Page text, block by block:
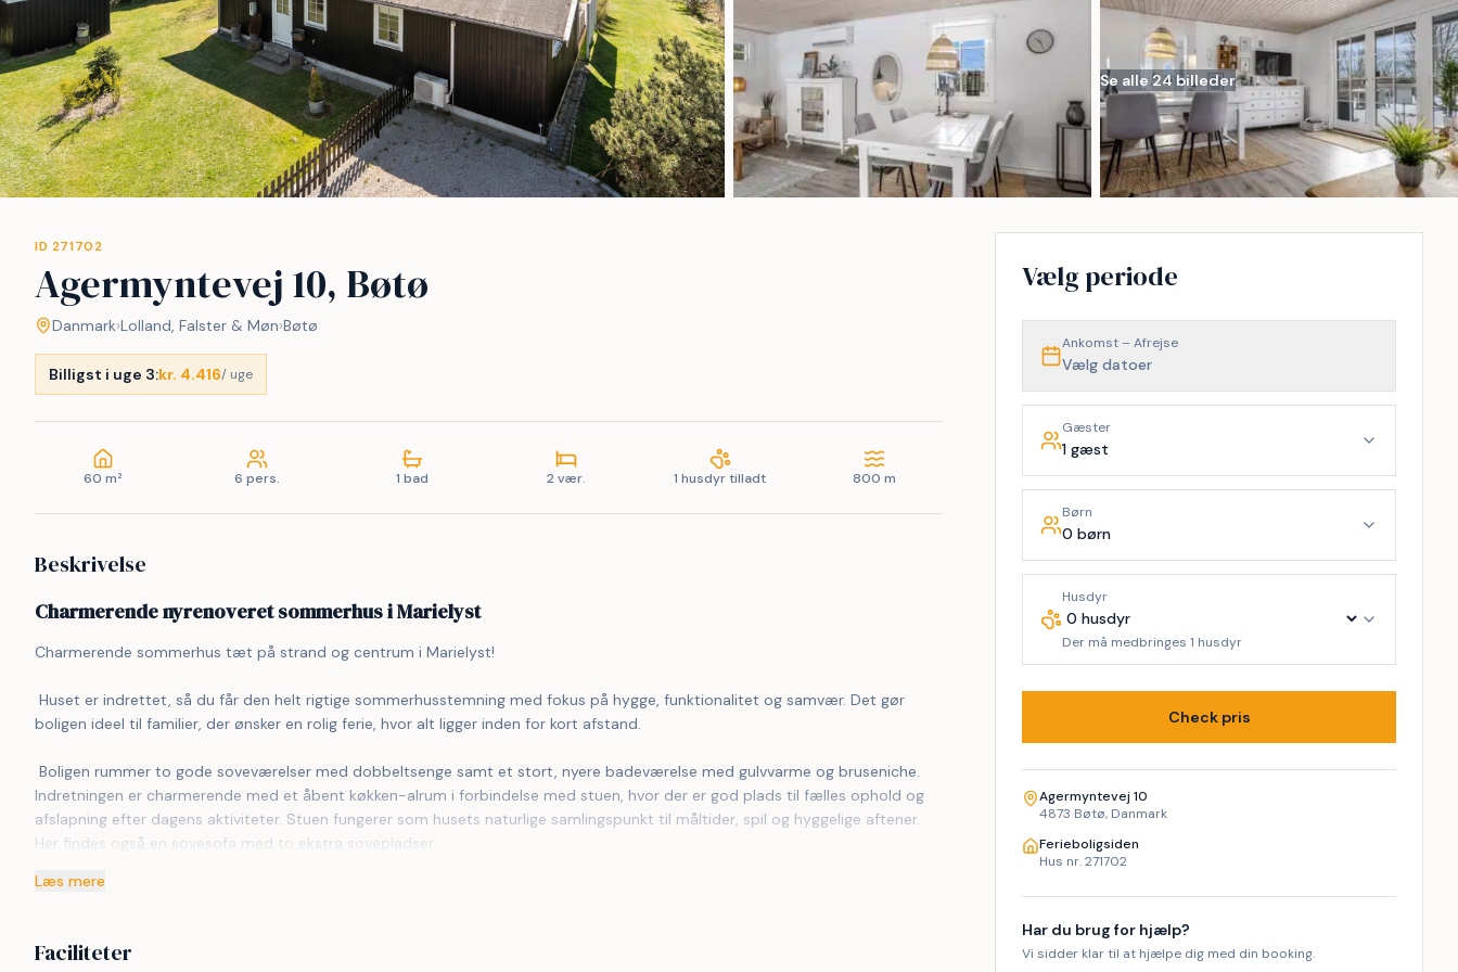
Se alle 24 billeder
ID 271702
Agermyntevej 10, Bøtø
Danmark›Lolland, Falster & Møn›Bøtø
Billigst i uge 3:kr. 4.416/ uge
60 m² 6 pers. 1 bad 2 vær. 1 husdyr tilladt 800 m
Beskrivelse
Charmerende nyrenoveret sommerhus i Marielyst
Charmerende sommerhus tæt på strand og centrum i Marielyst!
boligen ideel til familier, der ønsker en rolig ferie, hvor alt ligger inden for kort afstand.
Indretningen er charmerende med et åbent køkken-alrum i forbindelse med stuen, hvor der er god plads til fælles ophold og
afslapning efter dagens aktiviteter. Stuen fungerer som husets naturlige samlingspunkt til måltider, spil og hyggelige aftener.
Her findes også en sovesofa med to ekstra sovepladser.
Køkkenet er veludstyret med kogeplade, ovn, køleskab, fryser, opvaskemaskine, airfryer, blender, Nespresso-kaffemaskine og
Fra stuen er der direkte adgang til en fantastisk stor træterrasse på hele 90 m² og videre ud til en stor, privat og indhegnet
Læs mere
Faciliteter
Vælg periode
Ankomst – Afrejse
Vælg datoer
Gæster
1 gæst
Børn
0 børn
Husdyr
Der må medbringes 1 husdyr
Check pris
Agermyntevej 10
4873 Bøtø, Danmark
Ferieboligsiden
Hus nr. 271702
Har du brug for hjælp?
Vi sidder klar til at hjælpe dig med din booking.